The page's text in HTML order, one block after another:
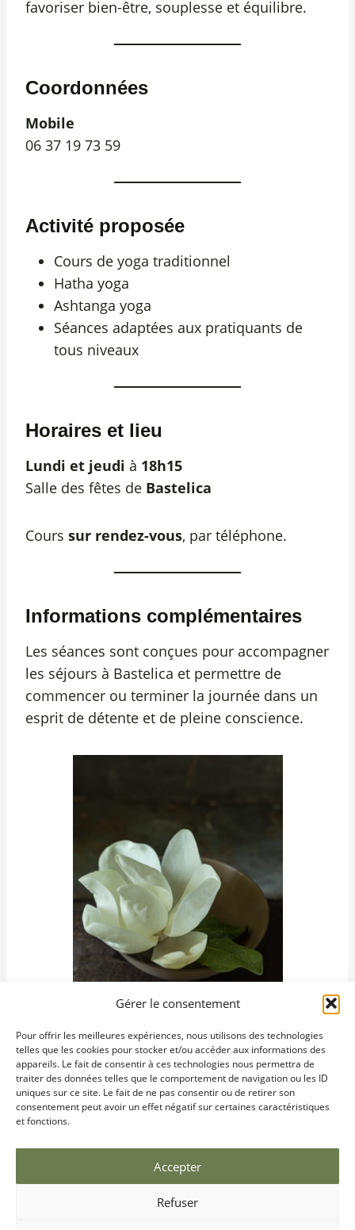
Gérer le consentement
Pour offrir les meilleures expériences, nous utilisons des technologies
telles que les cookies pour stocker et/ou accéder aux informations des
appareils. Le fait de consentir à ces technologies nous permettra de
traiter des données telles que le comportement de navigation ou les ID
uniques sur ce site. Le fait de ne pas consentir ou de retirer son
consentement peut avoir un effet négatif sur certaines caractéristiques
et fonctions.
Accepter
Refuser
favoriser bien-être, souplesse et équilibre.
Coordonnées
Mobile
06 37 19 73 59
Activité proposée
Cours de yoga traditionnel
Hatha yoga
Ashtanga yoga
Séances adaptées aux pratiquants de
tous niveaux
Horaires et lieu
Lundi et jeudi à 18h15
Salle des fêtes de Bastelica
Cours sur rendez-vous, par téléphone.
Informations complémentaires
Les séances sont conçues pour accompagner
les séjours à Bastelica et permettre de
commencer ou terminer la journée dans un
esprit de détente et de pleine conscience.
20119 Bastelica · 04 95 28 70 61 ·